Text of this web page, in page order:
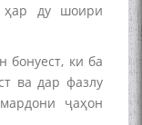
ҳар ду шоири
бонуест, ки ба
ва дар фазлу
ҷаҳон